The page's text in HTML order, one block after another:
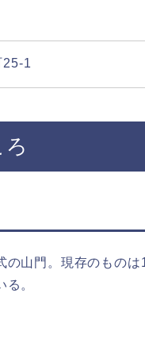
25-1
の山門。現存のもの
。